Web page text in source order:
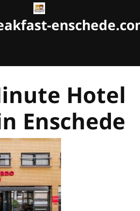
Hotel
Enschede